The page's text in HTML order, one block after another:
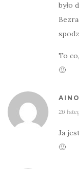
było
To
🙂
AINO
26
Ja
🙂